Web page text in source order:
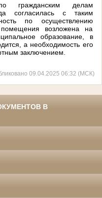
гражданским делам
согласилась с таким
по осуществлению
возложена на
образование, в
а необходимость его
заключением.
09.04.2025 06:32 (МСК)
В